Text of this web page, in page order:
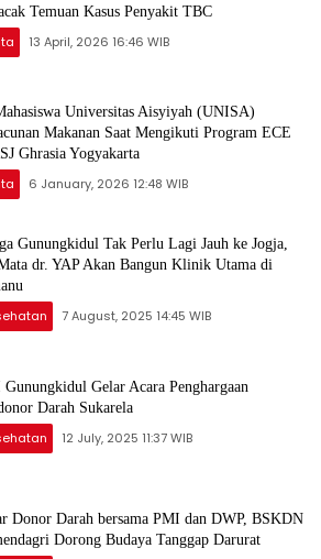
Temuan Kasus Penyakit TBC
13 April, 2026 16:46 WIB
Universitas Aisyiyah (UNISA)
Makanan Saat Mengikuti Program ECE
Ghrasia Yogyakarta
6 January, 2026 12:48 WIB
Gunungkidul Tak Perlu Lagi Jauh ke Jogja,
dr. YAP Akan Bangun Klinik Utama di
7 August, 2025 14:45 WIB
Gelar Acara Penghargaan
Darah Sukarela
12 July, 2025 11:37 WIB
Donor Darah bersama PMI dan DWP, BSKDN
Dorong Budaya Tanggap Darurat